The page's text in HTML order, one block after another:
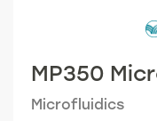
MP350
Microfluidics